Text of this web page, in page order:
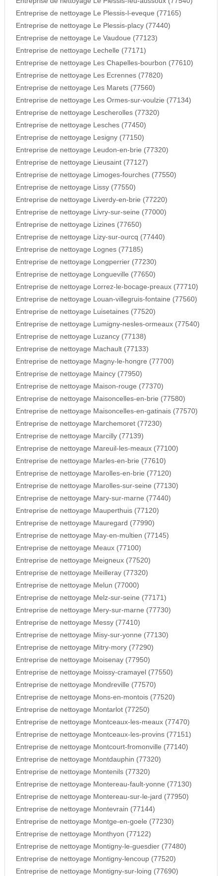
Entreprise de nettoyage Le Plessis-l-eveque (77165)
Entreprise de nettoyage Le Plessis-placy (77440)
Entreprise de nettoyage Le Vaudoue (77123)
Entreprise de nettoyage Lechelle (77171)
Entreprise de nettoyage Les Chapelles-bourbon (77610)
Entreprise de nettoyage Les Ecrennes (77820)
Entreprise de nettoyage Les Marets (77560)
Entreprise de nettoyage Les Ormes-sur-voulzie (77134)
Entreprise de nettoyage Lescherolles (77320)
Entreprise de nettoyage Lesches (77450)
Entreprise de nettoyage Lesigny (77150)
Entreprise de nettoyage Leudon-en-brie (77320)
Entreprise de nettoyage Lieusaint (77127)
Entreprise de nettoyage Limoges-fourches (77550)
Entreprise de nettoyage Lissy (77550)
Entreprise de nettoyage Liverdy-en-brie (77220)
Entreprise de nettoyage Livry-sur-seine (77000)
Entreprise de nettoyage Lizines (77650)
Entreprise de nettoyage Lizy-sur-ourcq (77440)
Entreprise de nettoyage Lognes (77185)
Entreprise de nettoyage Longperrier (77230)
Entreprise de nettoyage Longueville (77650)
Entreprise de nettoyage Lorrez-le-bocage-preaux (77710)
Entreprise de nettoyage Louan-villegruis-fontaine (77560)
Entreprise de nettoyage Luisetaines (77520)
Entreprise de nettoyage Lumigny-nesles-ormeaux (77540)
Entreprise de nettoyage Luzancy (77138)
Entreprise de nettoyage Machault (77133)
Entreprise de nettoyage Magny-le-hongre (77700)
Entreprise de nettoyage Maincy (77950)
Entreprise de nettoyage Maison-rouge (77370)
Entreprise de nettoyage Maisoncelles-en-brie (77580)
Entreprise de nettoyage Maisoncelles-en-gatinais (77570)
Entreprise de nettoyage Marchemoret (77230)
Entreprise de nettoyage Marcilly (77139)
Entreprise de nettoyage Mareuil-les-meaux (77100)
Entreprise de nettoyage Marles-en-brie (77610)
Entreprise de nettoyage Marolles-en-brie (77120)
Entreprise de nettoyage Marolles-sur-seine (77130)
Entreprise de nettoyage Mary-sur-marne (77440)
Entreprise de nettoyage Mauperthuis (77120)
Entreprise de nettoyage Mauregard (77990)
Entreprise de nettoyage May-en-multien (77145)
Entreprise de nettoyage Meaux (77100)
Entreprise de nettoyage Meigneux (77520)
Entreprise de nettoyage Meilleray (77320)
Entreprise de nettoyage Melun (77000)
Entreprise de nettoyage Melz-sur-seine (77171)
Entreprise de nettoyage Mery-sur-marne (77730)
Entreprise de nettoyage Messy (77410)
Entreprise de nettoyage Misy-sur-yonne (77130)
Entreprise de nettoyage Mitry-mory (77290)
Entreprise de nettoyage Moisenay (77950)
Entreprise de nettoyage Moissy-cramayel (77550)
Entreprise de nettoyage Mondreville (77570)
Entreprise de nettoyage Mons-en-montois (77520)
Entreprise de nettoyage Montarlot (77250)
Entreprise de nettoyage Montceaux-les-meaux (77470)
Entreprise de nettoyage Montceaux-les-provins (77151)
Entreprise de nettoyage Montcourt-fromonville (77140)
Entreprise de nettoyage Montdauphin (77320)
Entreprise de nettoyage Montenils (77320)
Entreprise de nettoyage Montereau-fault-yonne (77130)
Entreprise de nettoyage Montereau-sur-le-jard (77950)
Entreprise de nettoyage Montevrain (77144)
Entreprise de nettoyage Montge-en-goele (77230)
Entreprise de nettoyage Monthyon (77122)
Entreprise de nettoyage Montigny-le-guesdier (77480)
Entreprise de nettoyage Montigny-lencoup (77520)
Entreprise de nettoyage Montigny-sur-loing (77690)